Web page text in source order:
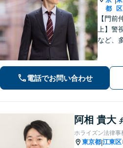
都
区
【門前
上】警
など、
にアド
電話でお問い合わせ
阿相 貴大
ホライズン法律事
東京都|江東区